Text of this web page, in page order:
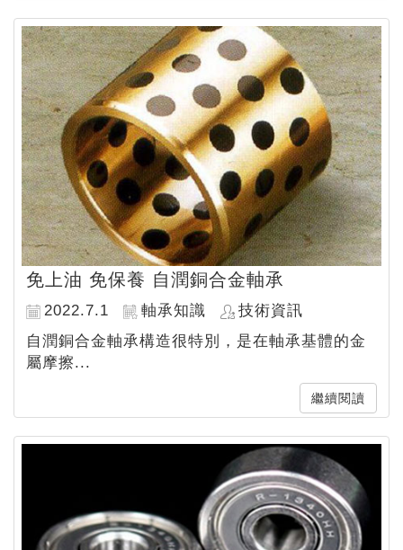
免上油 免保養 自潤銅合金軸承
2022.7.1 軸承知識
技術資訊
自潤銅合金軸承構造很特別，是在軸承基體的金
屬摩擦...
繼續閱讀